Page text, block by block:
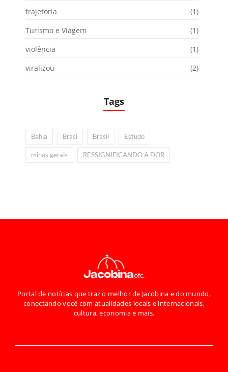
trajetória
(1)
Turismo e Viagem
(1)
violência
(1)
viralizou
(2)
Tags
Bahia Brasi Brasil Estudo
minas gerais RESSIGNIFICANDO A DOR
Portal de notícias que traz o melhor de Jacobina e do mundo,
conectando você com atualidades locais e internacionais,
cultura, economia e mais.